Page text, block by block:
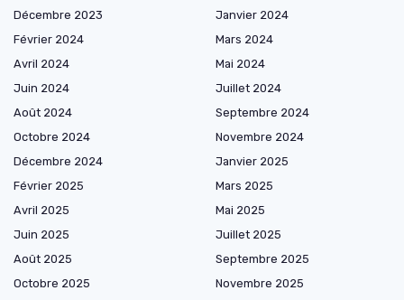
Décembre 2023
Janvier 2024
Février 2024
Mars 2024
Avril 2024
Mai 2024
Juin 2024
Juillet 2024
Août 2024
Septembre 2024
Octobre 2024
Novembre 2024
Décembre 2024
Janvier 2025
Février 2025
Mars 2025
Avril 2025
Mai 2025
Juin 2025
Juillet 2025
Août 2025
Septembre 2025
Octobre 2025
Novembre 2025